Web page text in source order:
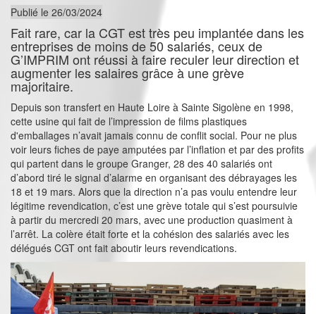
Publié le 26/03/2024
Fait rare, car la CGT est très peu implantée dans les
entreprises de moins de 50 salariés, ceux de
G’IMPRIM ont réussi à faire reculer leur direction et
augmenter les salaires grâce à une grève
majoritaire.
Depuis son transfert en Haute Loire à Sainte Sigolène en 1998,
cette usine qui fait de l’impression de films plastiques
d'emballages n’avait jamais connu de conflit social. Pour ne plus
voir leurs fiches de paye amputées par l’inflation et par des profits
qui partent dans le groupe Granger, 28 des 40 salariés ont
d’abord tiré le signal d’alarme en organisant des débrayages les
18 et 19 mars. Alors que la direction n’a pas voulu entendre leur
légitime revendication, c’est une grève totale qui s’est poursuivie
à partir du mercredi 20 mars, avec une production quasiment à
l’arrêt. La colère était forte et la cohésion des salariés avec les
délégués CGT ont fait aboutir leurs revendications.